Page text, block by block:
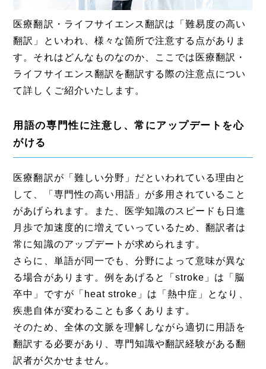
医療翻訳・ライフサイエンス翻訳は「難易度の高い
翻訳」といわれ、様々な箇所で注意する点がありま
す。それはどんなものなのか、ここでは医療翻訳・
ライフサイエンス翻訳を翻訳する際の注意点につい
て詳しくご紹介いたします。
用語の専門性に注意し、常にアップデートを心
がける
医療翻訳が「難しい分野」だといわれている理由と
して、「専門性の高い用語」が多用されていること
があげられます。また、医学知識のスピードも日進
月歩で加速度的に増えていっているため、翻訳者は
常に知識のアップデートが求められます。
さらに、単語が同一でも、分野によって意味が異な
る場合があります。例をあげると「stroke」は「脳
卒中」ですが「heat stroke」は「熱中症」となり、
疾患自体が変わることも多くあります。
そのため、全体の文脈を理解しながら適切に用語を
翻訳する必要があり、専門知識や翻訳経験がある翻
訳者が欠かせません。